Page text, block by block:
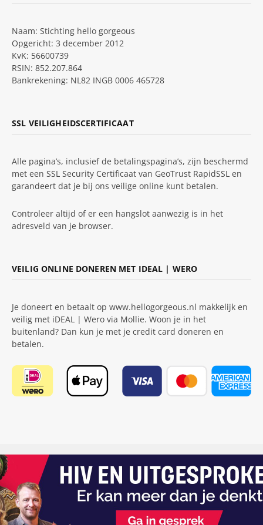
Naam: Stichting hello gorgeous
Opgericht: 3 december 2012
KvK: 56600739
RSIN: 852.207.864
Bankrekening: NL82 INGB 0006 465728
SSL VEILIGHEIDSCERTIFICAAT
Alle pagina’s, inclusief de betalingspagina’s, zijn beschermd
met een SSL Security Certificaat van GeoTrust RapidSSL en
garandeert dat je bij ons veilige online kunt betalen.
Controleer altijd of er een hangslot aanwezig is in het
adresveld van je browser.
VEILIG ONLINE DONEREN MET IDEAL | WERO
Je doneert en betaalt op www.hellogorgeous.nl makkelijk en
veilig met iDEAL | Wero via Mollie. Woon je in het
buitenland? Dan kun je met je credit card doneren en
betalen.